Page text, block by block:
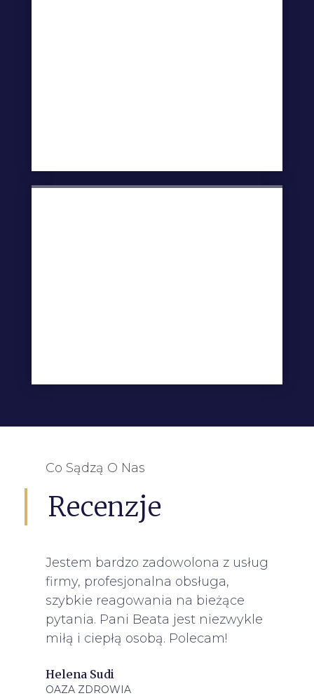
Co Sądzą O Nas
Recenzje
Jestem bardzo zadowolona z usług
firmy, profesjonalna obsługa,
szybkie reagowania na bieżące
pytania. Pani Beata jest niezwykle
miłą i ciepłą osobą. Polecam!
Helena Sudi
OAZA ZDROWIA